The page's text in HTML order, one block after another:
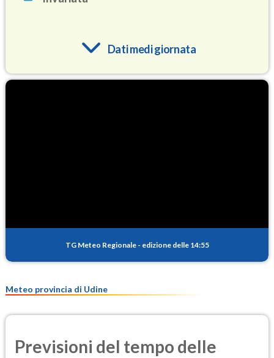
Dati medi giornata
PM25
TG Meteo Regionale - edizione delle 14:55
Meteo provincia di Udine
Previsioni del tempo delle